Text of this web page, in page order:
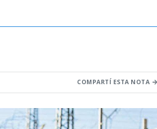
COMPARTÍ ESTA NOTA